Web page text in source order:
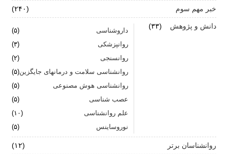
اضطراب ناگهانی
جنگ اضطراب با مواد خوراکی
اضطراب را برای خود پر رنگ نکنید
برای بهبود سلامت روان لازم است روزانه از آن مراقبت
خبر مهم سوم (۲۴۰)
دانش و پژوهش (۳۳)
داروشناسی
(۵)
روانپزشکی
(۳)
روانسنجی
(۲)
روانشناسی سلامت و درمانهای جایگزین(۵)
روانشناسی هوش مصنوعی
(۵)
عصب شناسی
(۵)
علم روانشناسی
(۱۰)
نوروساینس
(۵)
روانشناسان برتر (۱۲)